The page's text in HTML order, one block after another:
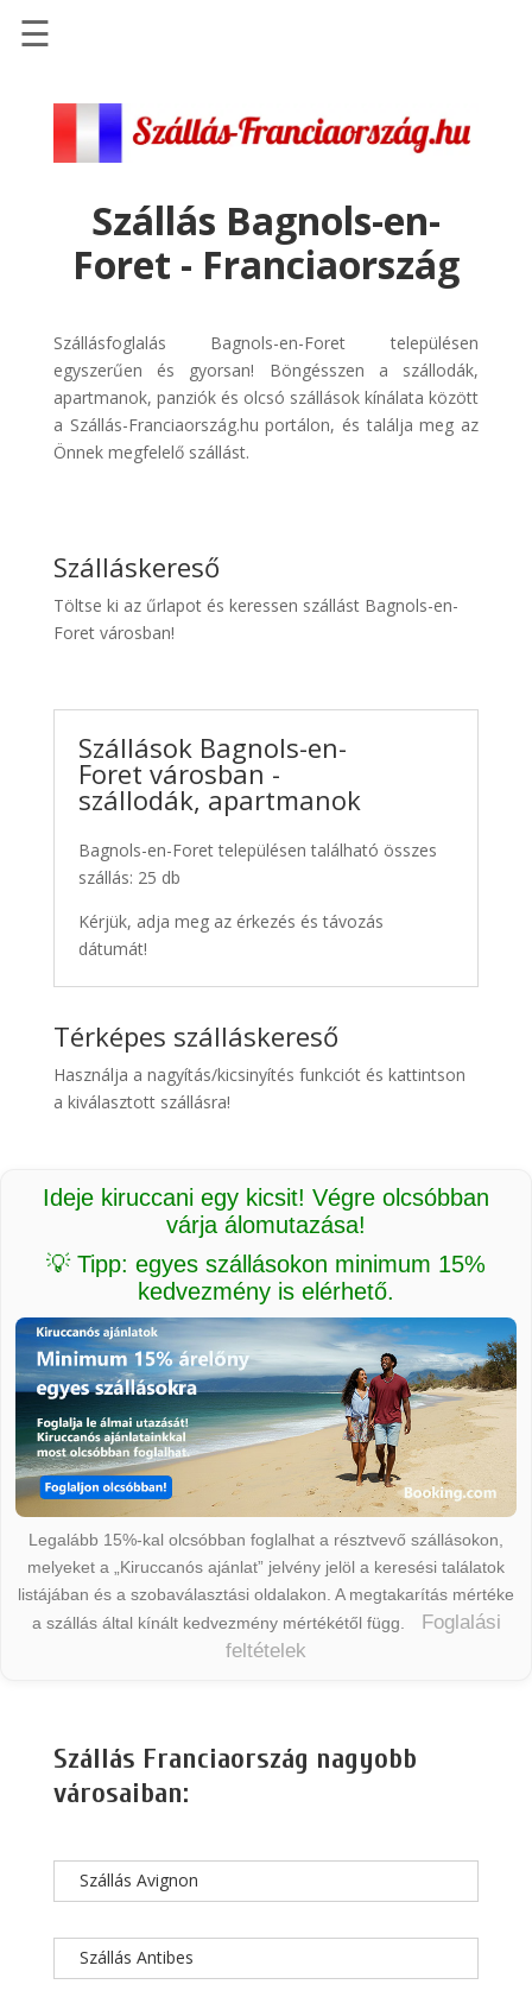
Szállások
Repülőjegy
pénzvisszatérítéssel
Discover
Cars
Transzfer
☰
Szállás Bagnols-en-
Foret - Franciaország
Szállásfoglalás Bagnols-en-Foret településen
egyszerűen és gyorsan! Böngésszen a szállodák,
apartmanok, panziók és olcsó szállások kínálata között
a Szállás-Franciaország.hu portálon, és találja meg az
Önnek megfelelő szállást.
Szálláskereső
Töltse ki az űrlapot és keressen szállást Bagnols-en-
Foret városban!
Szállások Bagnols-en-
Foret városban -
szállodák, apartmanok
Bagnols-en-Foret településen található összes
szállás: 25 db
Kérjük, adja meg az érkezés és távozás
dátumát!
Térképes szálláskereső
Használja a nagyítás/kicsinyítés funkciót és kattintson
a kiválasztott szállásra!
Ideje kiruccani egy kicsit! Végre olcsóbban
várja álomutazása!
💡 Tipp: egyes szállásokon minimum 15%
kedvezmény is elérhető.
Legalább 15%-kal olcsóbban foglalhat a résztvevő szállásokon,
melyeket a „Kiruccanós ajánlat” jelvény jelöl a keresési találatok
listájában és a szobaválasztási oldalakon. A megtakarítás mértéke
a szállás által kínált kedvezmény mértékétől függ.
Foglalási
feltételek
Szállás Franciaország nagyobb
városaiban:
Szállás Avignon
Szállás Antibes